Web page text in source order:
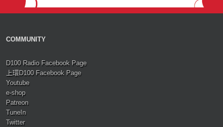
COMMUNITY
D100 Radio Facebook Page
上環D100 Facebook Page
Youtube
e-shop
Patreon
TuneIn
Twitter